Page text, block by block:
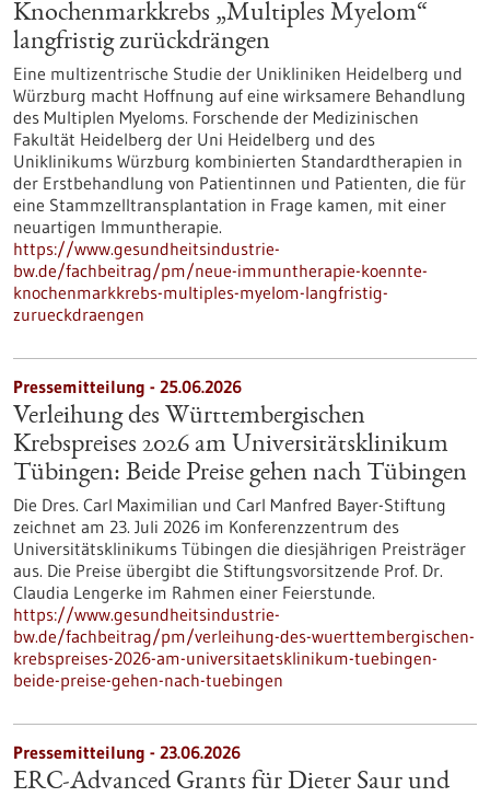
Knochenmarkkrebs „Multiples Myelom“
langfristig zurückdrängen
Eine multizentrische Studie der Unikliniken Heidelberg und
Würzburg macht Hoffnung auf eine wirksamere Behandlung
des Multiplen Myeloms. Forschende der Medizinischen
Fakultät Heidelberg der Uni Heidelberg und des
Uniklinikums Würzburg kombinierten Standardtherapien in
der Erstbehandlung von Patientinnen und Patienten, die für
eine Stammzelltransplantation in Frage kamen, mit einer
neuartigen Immuntherapie.
https://www.gesundheitsindustrie-
bw.de/fachbeitrag/pm/neue-immuntherapie-koennte-
knochenmarkkrebs-multiples-myelom-langfristig-
zurueckdraengen
Pressemitteilung - 25.06.2026
Verleihung des Württembergischen
Krebspreises 2026 am Universitätsklinikum
Tübingen: Beide Preise gehen nach Tübingen
Die Dres. Carl Maximilian und Carl Manfred Bayer-Stiftung
zeichnet am 23. Juli 2026 im Konferenzzentrum des
Universitätsklinikums Tübingen die diesjährigen Preisträger
aus. Die Preise übergibt die Stiftungsvorsitzende Prof. Dr.
Claudia Lengerke im Rahmen einer Feierstunde.
https://www.gesundheitsindustrie-
bw.de/fachbeitrag/pm/verleihung-des-wuerttembergischen-
krebspreises-2026-am-universitaetsklinikum-tuebingen-
beide-preise-gehen-nach-tuebingen
Pressemitteilung - 23.06.2026
ERC-Advanced Grants für Dieter Saur und